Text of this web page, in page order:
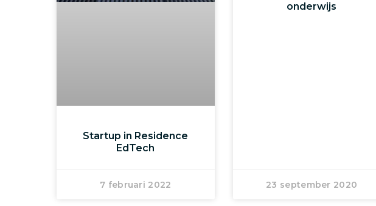
Startup in Residence
EdTech
7 februari 2022
onderwijs
23 september 2020